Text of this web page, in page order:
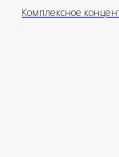
Комплексное